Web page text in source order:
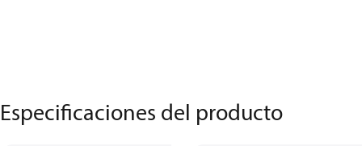
Especificaciones del producto